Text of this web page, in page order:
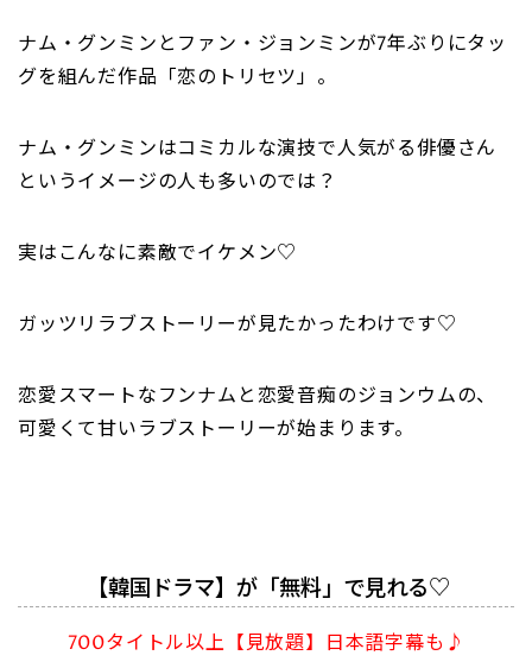
ナム・グンミンとファン・ジョンミンが7年ぶりにタッ
グを組んだ作品「恋のトリセツ」。
ナム・グンミンはコミカルな演技で人気がる俳優さん
というイメージの人も多いのでは？
実はこんなに素敵でイケメン♡
ガッツリラブストーリーが見たかったわけです♡
恋愛スマートなフンナムと恋愛音痴のジョンウムの、
可愛くて甘いラブストーリーが始まります。
【韓国ドラマ】が「無料」で見れる♡
700タイトル以上【見放題】日本語字幕も♪